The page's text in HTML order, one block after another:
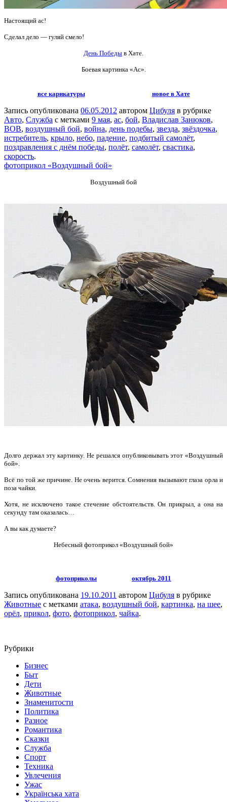
Настоящий ас!
Сделал дело — гуляй смело!
День Победы в Хате.
Боевая картинка «Ас».
все карикатуры новое в Хате
Запись опубликована 06.05.2012 автором Цибуля в рубрике
Авто, Служба с метками 9 мая, ас, бой, Владислав Занюков,
ВОВ, воздушный бой, война, день подебы, звезда, звёздочка,
истребитель, крыло, небо, падение, подбитый самолёт,
поздравления с днём победы, полёт, самолёт, свастика,
скорость.
фотоприкол «Воздушный бой»
Воздушный бой
Долго держал эту картинку. Не решался опубликовывать этот «Воздушный
бой».
Всё по той же причине. Не очень верится. Сомнения вызывают глаза орла и
поза чайки.
Хотя, не исключено такое стечение обстоятельств. Он прикрыл, а она на
секунду там оказалась…
А вы как думаете?
Небесный фотоприкол «Воздушный бой»
фотоприколы октябрь 2011
Запись опубликована 19.10.2011 автором Цибуля в рубрике
Животные с метками атака, воздушный бой, картинка, на шее,
орёл, прикол, фото, фотоприкол, чайка.
Рубрики
Бизнес
Быт
Дети
Животные
Знаменитости
Политика
Разное
Романтика
Сказки
Служба
Спорт
Техника
Увлечения
Ужас
Українська хата